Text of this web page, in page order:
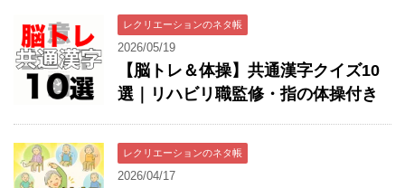
レクリエーションのネタ帳
2026/05/19
【脳トレ＆体操】共通漢字クイズ10
選｜リハビリ職監修・指の体操付き
レクリエーションのネタ帳
2026/04/17